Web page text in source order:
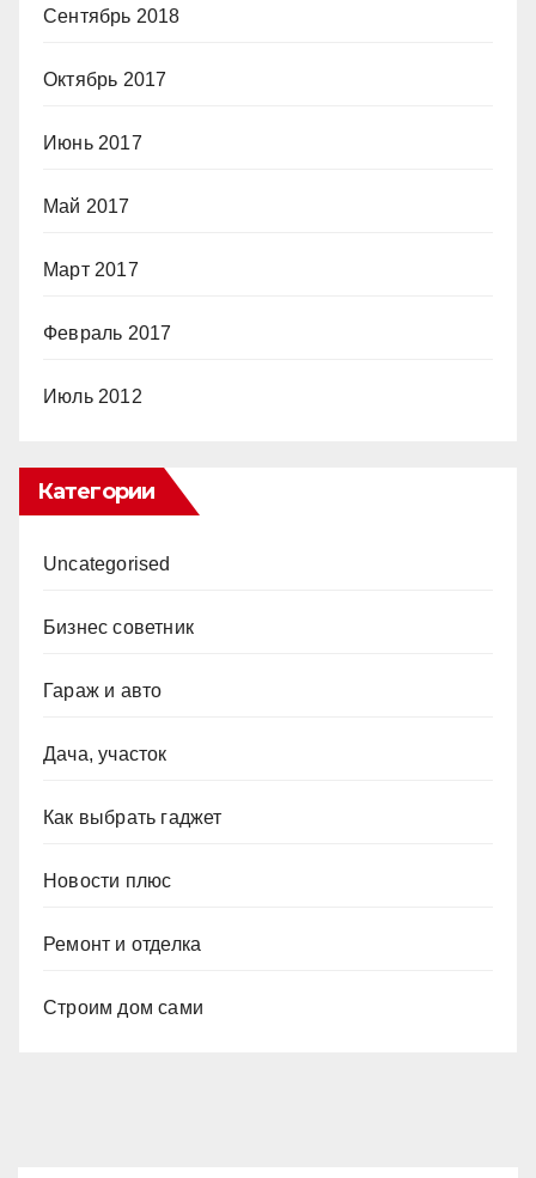
Сентябрь 2018
Октябрь 2017
Июнь 2017
Май 2017
Март 2017
Февраль 2017
Июль 2012
Категории
Uncategorised
Бизнес советник
Гараж и авто
Дача, участок
Как выбрать гаджет
Новости плюс
Ремонт и отделка
Строим дом сами